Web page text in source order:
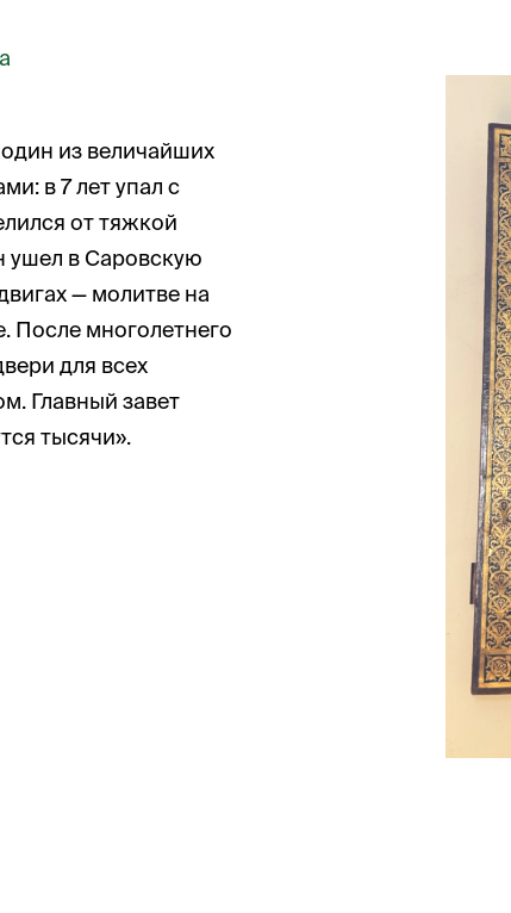
из величайших
в 7 лет упал с
от тяжкой
ушел в Саровскую
— молитве на
После многолетнего
для всех
Главный завет
тысячи».